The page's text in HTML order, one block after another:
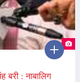
: नाबालिग